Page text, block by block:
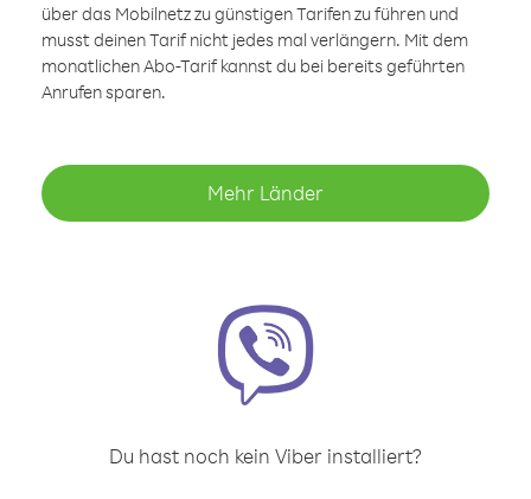
über das Mobilnetz zu günstigen Tarifen zu führen und
musst deinen Tarif nicht jedes mal verlängern. Mit dem
monatlichen Abo-Tarif kannst du bei bereits geführten
Anrufen sparen.
Mehr Länder
Du hast noch kein Viber installiert?